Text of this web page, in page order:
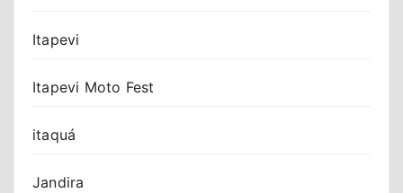
Itapevi
Itapevi Moto Fest
itaquá
Jandira